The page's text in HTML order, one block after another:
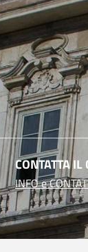
CONTATTA IL
INFO e